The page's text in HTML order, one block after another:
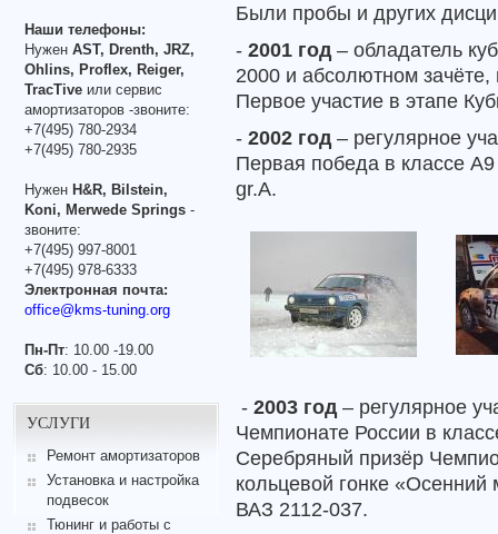
Наши телефоны:
Нужен AST, Drenth, JRZ,
Ohlins, Proflex, Reiger,
TracTive или сервис
амортизаторов -звоните:
+7(495) 780-2934
+7(495) 780-2935
Нужен H&R, Bilstein,
Koni, Merwede Springs -
звоните:
+7(495) 997-8001
+7(495) 978-6333
Электронная почта:
office@kms-tuning.org
Пн-Пт: 10.00 -19.00
Сб: 10.00 - 15.00
УСЛУГИ
Ремонт амортизаторов
Установка и настройка
подвесок
Тюнинг и работы с
Были пробы и других
- 2001 год – обладатель
2000 и абсолютном
Первое участие в этапе
- 2002 год – регулярное
Первая победа в классе
gr.A.
- 2003 год – регулярное
Чемпионате России в
Серебряный призёр
кольцевой гонке
ВАЗ 2112-037.